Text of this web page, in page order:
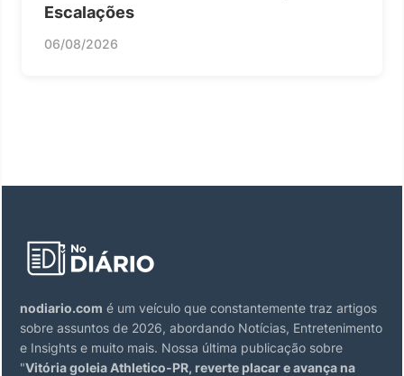
Escalações
06/08/2026
nodiario.com é um veículo que constantemente traz artigos
sobre assuntos de 2026, abordando Notícias, Entretenimento
e Insights e muito mais. Nossa última publicação sobre
"Vitória goleia Athletico-PR, reverte placar e avança na